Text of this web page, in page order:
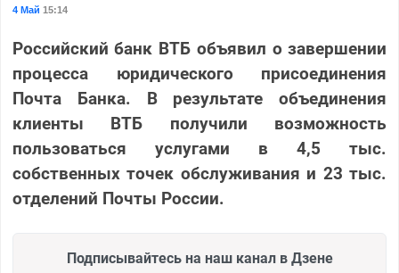
4 Май 15:14
Российский банк ВТБ объявил о завершении
процесса юридического присоединения
Почта Банка. В результате объединения
клиенты ВТБ получили возможность
пользоваться услугами в 4,5 тыс.
собственных точек обслуживания и 23 тыс.
отделений Почты России.
Подписывайтесь на наш канал в Дзене